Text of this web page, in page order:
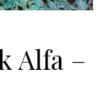
Alfa –